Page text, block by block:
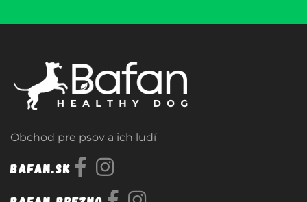
Obchod pre psov a ich ludí
Bafan.sk